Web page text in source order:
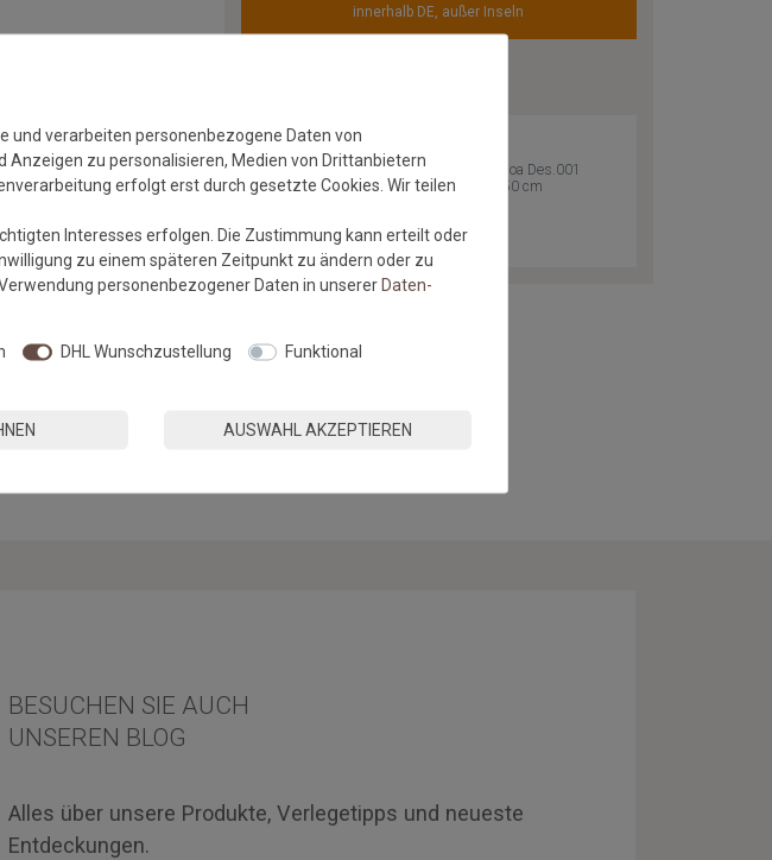
verzaubern Sie
seinen dichten und
und
innerhalb DE, außer Inseln
Versandkostenfrei*
Astra Teppich Samoa Des.001
Creme 000 | 80x150 cm
BESUCHEN SIE AUCH
UNSEREN BLOG
Alles über unsere Produkte, Verlegetipps und neueste
Entdeckungen.
und verarbeiten personenbezogene Daten von
Anzeigen zu personalisieren, Medien von Drittanbietern
erfolgt erst durch gesetzte Cookies. Wir teilen
Interesses erfolgen. Die Zustimmung kann erteilt oder
zu einem späteren Zeitpunkt zu ändern oder zu
personenbezogener Daten in unsererDaten­
DHL Wunschzustellung Funktional
AUSWAHL AKZEPTIEREN